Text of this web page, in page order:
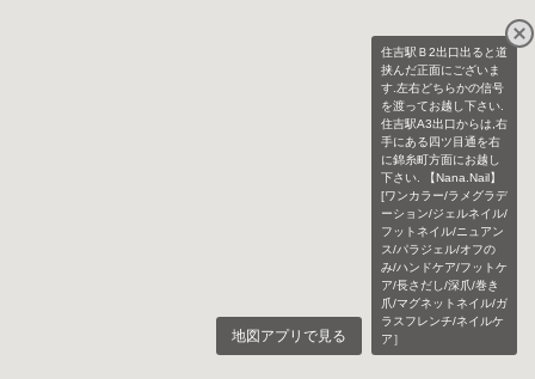
住吉駅Ｂ2出口出ると道
挟んだ正面にございま
す.左右どちらかの信号
を渡ってお越し下さい.
住吉駅A3出口からは,右
手にある四ツ目通を右
に錦糸町方面にお越し
下さい. 【Nana.Nail】
[ワンカラー/ラメグラデ
ーション/ジェルネイル/
フットネイル/ニュアン
ス/パラジェル/オフの
み/ハンドケア/フットケ
ア/長さだし/深爪/巻き
爪/マグネットネイル/ガ
ラスフレンチ/ネイルケ
ア］
地図アプリで見る